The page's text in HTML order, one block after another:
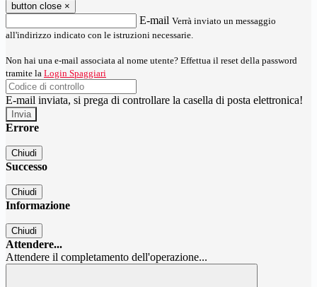
button close ×
E-mail Verrà inviato un messaggio
all'indirizzo indicato con le istruzioni necessarie.
Non hai una e-mail associata al nome utente? Effettua il reset della password
tramite la Login Spaggiari
E-mail inviata, si prega di controllare la casella di posta elettronica!
Errore
Chiudi
Successo
Chiudi
Informazione
Chiudi
Attendere...
Attendere il completamento dell'operazione...